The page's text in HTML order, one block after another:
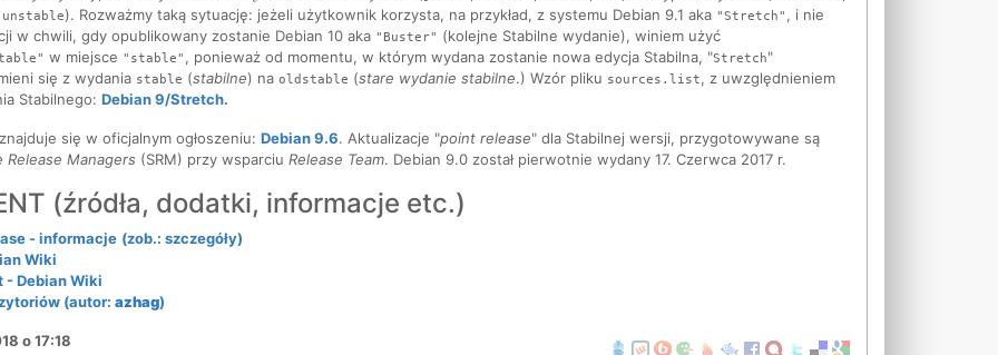
unstable). Rozważmy taką sytuację: jeżeli użytkownik korzysta, na przykład, z systemu Debian 9.1 aka "Stretch" , i nie
w chwili, gdy opublikowany zostanie Debian 10 aka "Buster" (kolejne Stabilne wydanie), winiem użyć
w miejsce "stable" , ponieważ od momentu, w którym wydana zostanie nowa edycja Stabilna, "Stretch"
się z wydania stable (stabilne) na oldstable (stare wydanie stabilne.) Wzór pliku sources.list, z uwzględnieniem
Stabilnego: Debian 9/Stretch.
się w oficjalnym ogłoszeniu: Debian 9.6. Aktualizacje "point release" dla Stabilnej wersji, przygotowywane są
Release Managers (SRM) przy wsparciu Release Team. Debian 9.0 został pierwotnie wydany 17. Czerwca 2017 r.
(źródła, dodatki, informacje etc.)
- informacje (zob.: szczegóły)
Wiki
- Debian Wiki
(autor: azhag)
o 17:18